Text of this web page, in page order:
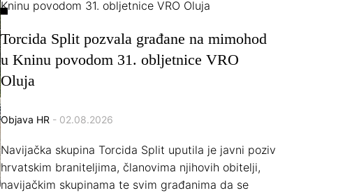
Torcida Split pozvala građane na mimohod
u Kninu povodom 31. obljetnice VRO
Oluja
Objava HR - 02.08.2026
Navijačka skupina Torcida Split uputila je javni poziv
hrvatskim braniteljima, članovima njihovih obitelji,
navijačkim skupinama te svim građanima da se